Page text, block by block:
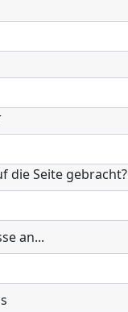
die Seite gebracht?
an...